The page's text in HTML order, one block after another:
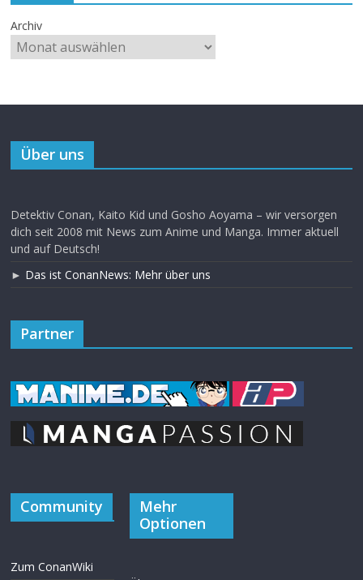
Archiv
Über uns
Detektiv Conan, Kaito Kid und Gosho Aoyama – wir versorgen
dich seit 2008 mit News zum Anime und Manga. Immer aktuell
und auf Deutsch!
► Das ist ConanNews: Mehr über uns
Partner
Community
Zum ConanWiki
Mehr
Optionen